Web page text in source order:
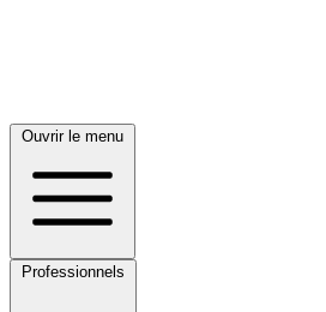
Ouvrir le menu
Professionnels